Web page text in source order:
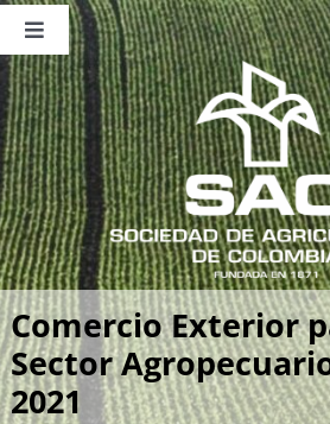
Saltar
contenido
Toggle
Navigation
Nosotros
Publicaciones
Sala de Prensa
Eventos
Comercio Exterior
Sector
2021